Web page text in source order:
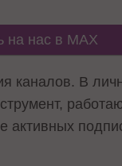
на нас в MAX
каналов. В
активных